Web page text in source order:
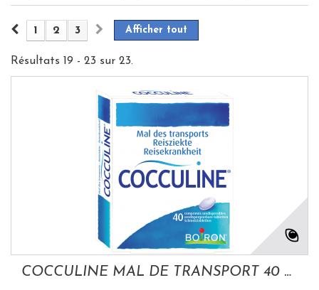
Afficher tout
1 2 3
Résultats 19 - 23 sur 23.
COCCULINE MAL DE TRANSPORT 40 COMP...